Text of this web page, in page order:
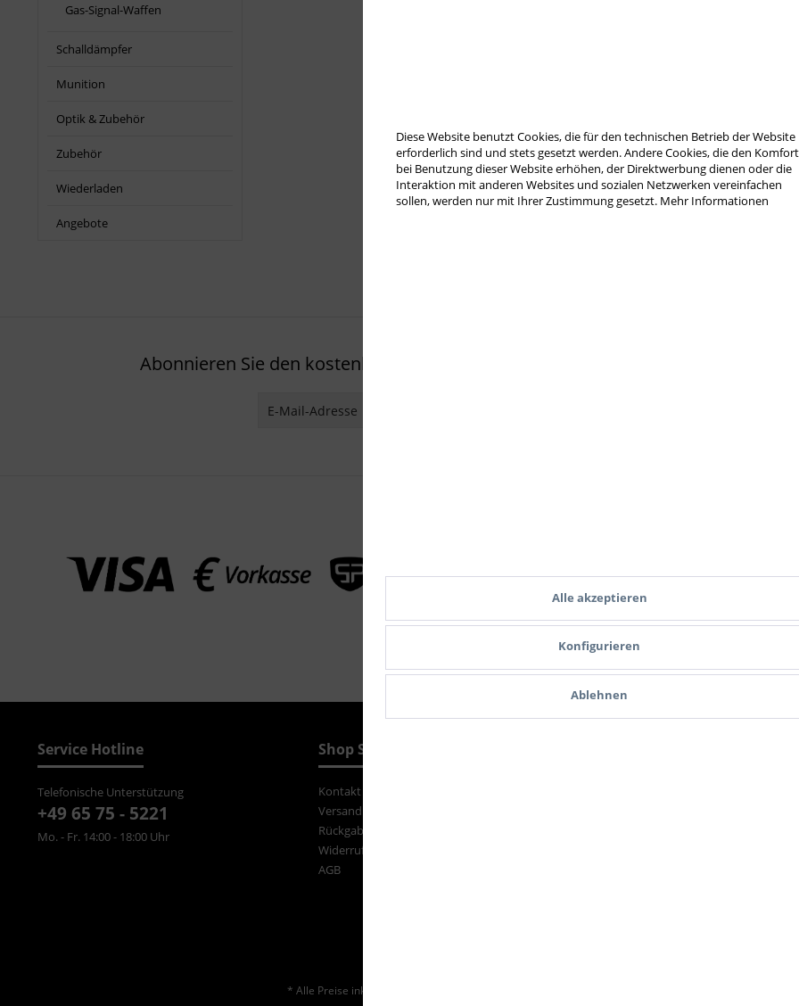
Gas-Signal-Waffen
Schalldämpfer
Munition
Optik & Zubehör
Zubehör
Wiederladen
Angebote
Abonnieren Sie den kostenlosen Newsletter und verpassen Sie keine Neuigkeit
Service Hotline
Telefonische Unterstützung
+49 65 75 - 5221
Mo. - Fr. 14:00 - 18:00 Uhr
Shop Service
Kontakt
Versand und Zahlungsbedingungen
Rückgabe
Widerrufsrecht
AGB
* Alle Preise inkl. gesetzl. Mehrwertsteuer zzgl. und ggf. Nachnahmegebühren, wenn
Diese Website benutzt Cookies, die für den technischen Betrieb der Website
erforderlich sind und stets gesetzt werden. Andere Cookies, die den Komfort
bei Benutzung dieser Website erhöhen, der Direktwerbung dienen oder die
Interaktion mit anderen Websites und sozialen Netzwerken vereinfachen
sollen, werden nur mit Ihrer Zustimmung gesetzt. Mehr Informationen
Ablehnen
Alle akzeptieren
Konfigurieren